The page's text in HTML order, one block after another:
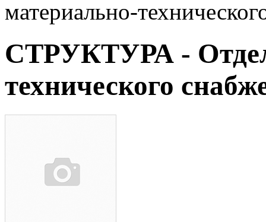
материально-
СТРУКТУРА -
технического